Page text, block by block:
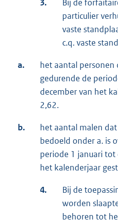
3.
Bij de
particulier
vaste
c.q. vaste
a.
het aantal
gedurende de
december van het
2,62.
b.
het aantal malen
bedoeld onder a. is
periode 1 januari tot
het kalenderjaar
4.
Bij de
worden
behoren tot